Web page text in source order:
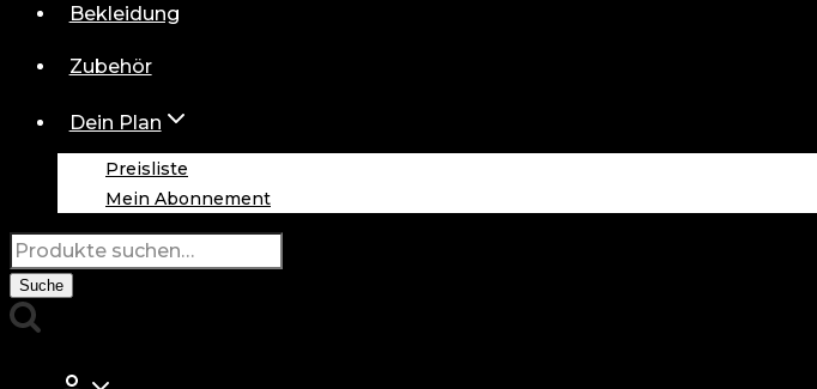
Bekleidung
Zubehör
Dein Plan
Preisliste
Mein Abonnement
Suche
nach:
Suche